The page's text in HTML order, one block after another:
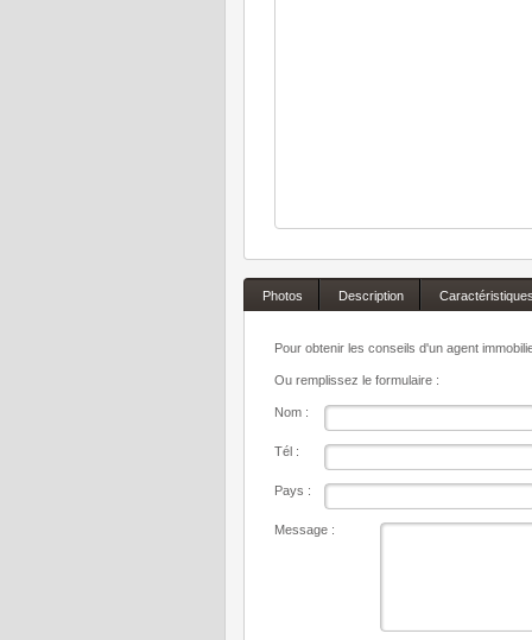
Photos Description
Pour obtenir les conseils d'un agent
Ou remplissez le formulaire :
Nom :
Tél :
Pays :
Message :